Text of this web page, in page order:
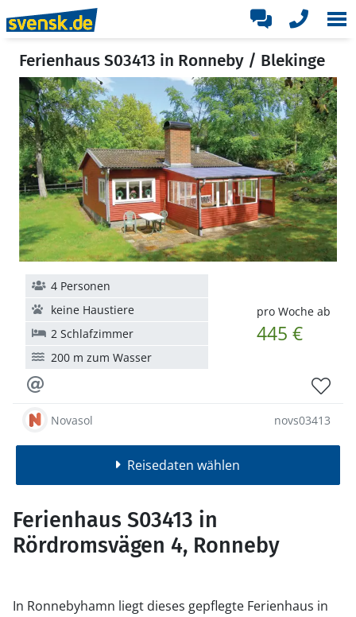
Ferienhaus S03413 in Ronneby / Blekinge
pro Woche ab
445 €
4 Personen
keine Haustiere
2 Schlafzimmer
200 m zum Wasser
Novasol novs03413
Reisedaten wählen
Ferienhaus S03413 in
Rördromsvägen 4, Ronneby
In Ronnebyhamn liegt dieses gepflegte Ferienhaus in